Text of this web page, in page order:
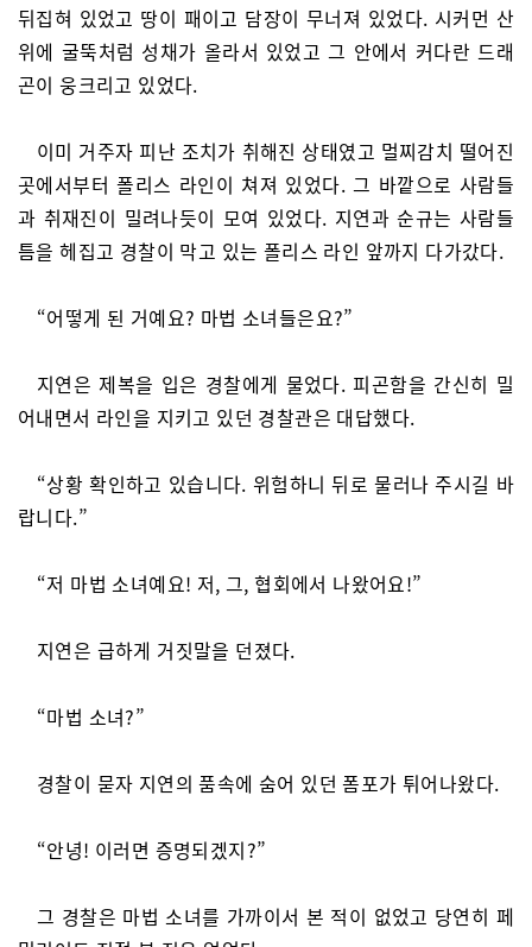
뒤집혀 있었고 땅이 패이고 담장이 무너져 있었다. 시커먼 산
위에 굴뚝처럼 성채가 올라서 있었고 그 안에서 커다란 드래
곤이 웅크리고 있었다.
이미 거주자 피난 조치가 취해진 상태였고 멀찌감치 떨어진
곳에서부터 폴리스 라인이 쳐져 있었다. 그 바깥으로 사람들
과 취재진이 밀려나듯이 모여 있었다. 지연과 순규는 사람들
틈을 헤집고 경찰이 막고 있는 폴리스 라인 앞까지 다가갔다.
“어떻게 된 거예요? 마법 소녀들은요?”
지연은 제복을 입은 경찰에게 물었다. 피곤함을 간신히 밀
어내면서 라인을 지키고 있던 경찰관은 대답했다.
“상황 확인하고 있습니다. 위험하니 뒤로 물러나 주시길 바
랍니다.”
“저 마법 소녀예요! 저, 그, 협회에서 나왔어요!”
지연은 급하게 거짓말을 던졌다.
“마법 소녀?”
경찰이 묻자 지연의 품속에 숨어 있던 폼포가 튀어나왔다.
“안녕! 이러면 증명되겠지?”
그 경찰은 마법 소녀를 가까이서 본 적이 없었고 당연히 페